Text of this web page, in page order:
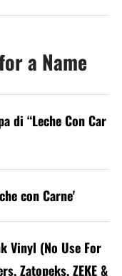
a Name
di “Leche Con Car
con Carne'
Vinyl (No Use For
Zatopeks, ZEKE &